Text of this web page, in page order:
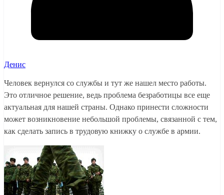
Денис
Человек вернулся со службы и тут же нашел место работы.
Это отличное решение, ведь проблема безработицы все еще
актуальная для нашей страны. Однако принести сложности
может возникновение небольшой проблемы, связанной с тем,
как сделать запись в трудовую книжку о службе в армии.